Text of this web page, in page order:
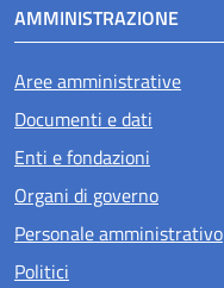
AMMINISTRAZIONE
Aree amministrative
Documenti e dati
Enti e fondazioni
Organi di governo
Personale amministrativo
Politici